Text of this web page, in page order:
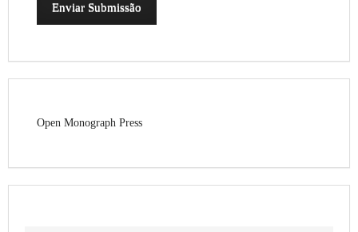
Enviar Submissão
Open Monograph Press